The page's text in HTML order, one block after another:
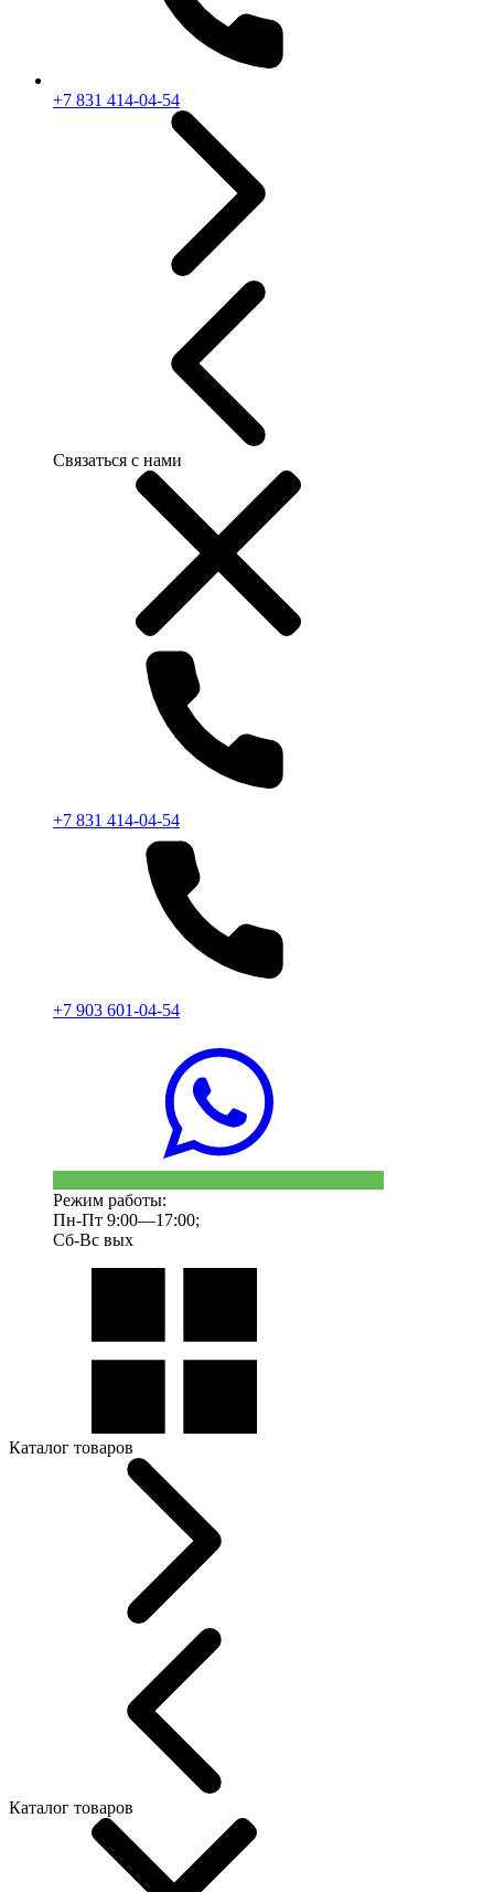
+7 831 414-04-54
Связаться с нами
+7 831 414-04-54
+7 903 601-04-54
Режим работы:
Пн-Пт 9:00—17:00;
Сб-Вс вых
Каталог товаров
Каталог товаров